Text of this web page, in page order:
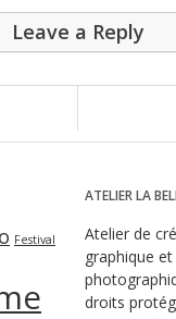
Leave a Reply
Festival
ATELIER LA
Atelier de
graphique et
droits